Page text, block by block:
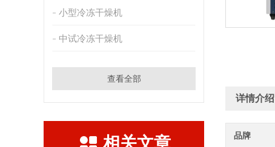
小型冷冻干燥机
中试冷冻干燥机
查看全部
相关文章
详情介绍
品牌